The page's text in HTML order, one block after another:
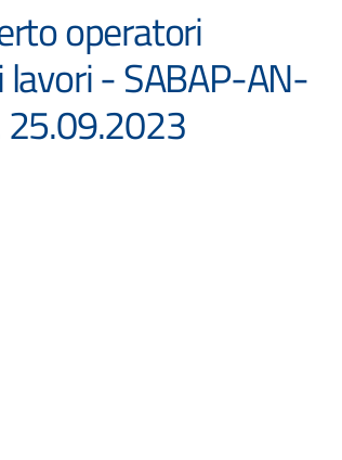
operatori
- SABAP-AN-
25.09.2023